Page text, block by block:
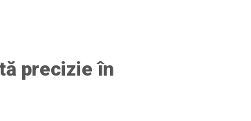
precizie în